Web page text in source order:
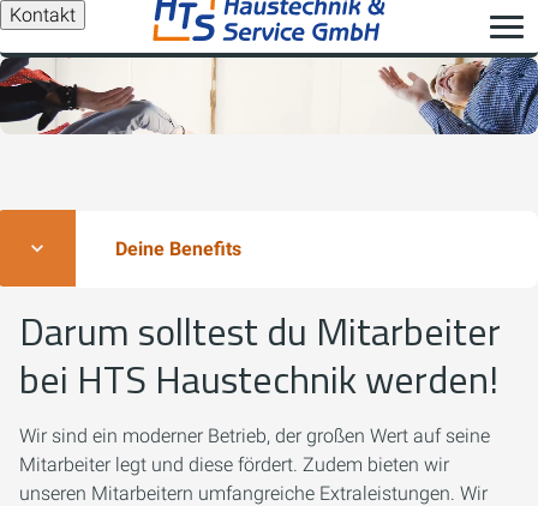
Kontakt
Deine Benefits
Darum solltest du Mitarbeiter
bei HTS Haustechnik werden!
Wir sind ein moderner Betrieb, der großen Wert auf seine
Mitarbeiter legt und diese fördert. Zudem bieten wir
unseren Mitarbeitern umfangreiche Extraleistungen. Wir